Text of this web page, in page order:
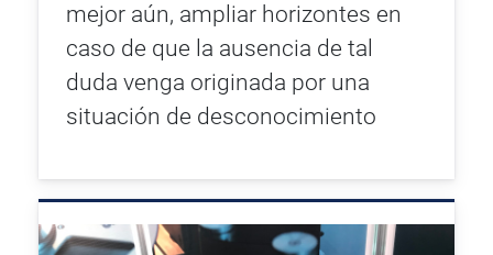
mejor aún, ampliar horizontes en
caso de que la ausencia de tal
duda venga originada por una
situación de desconocimiento